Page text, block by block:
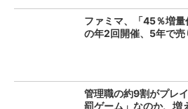
ファミマ、「45％増
の年2回開催、5年で
管理職の約9割がプレ
罰ゲーム」なのか、増